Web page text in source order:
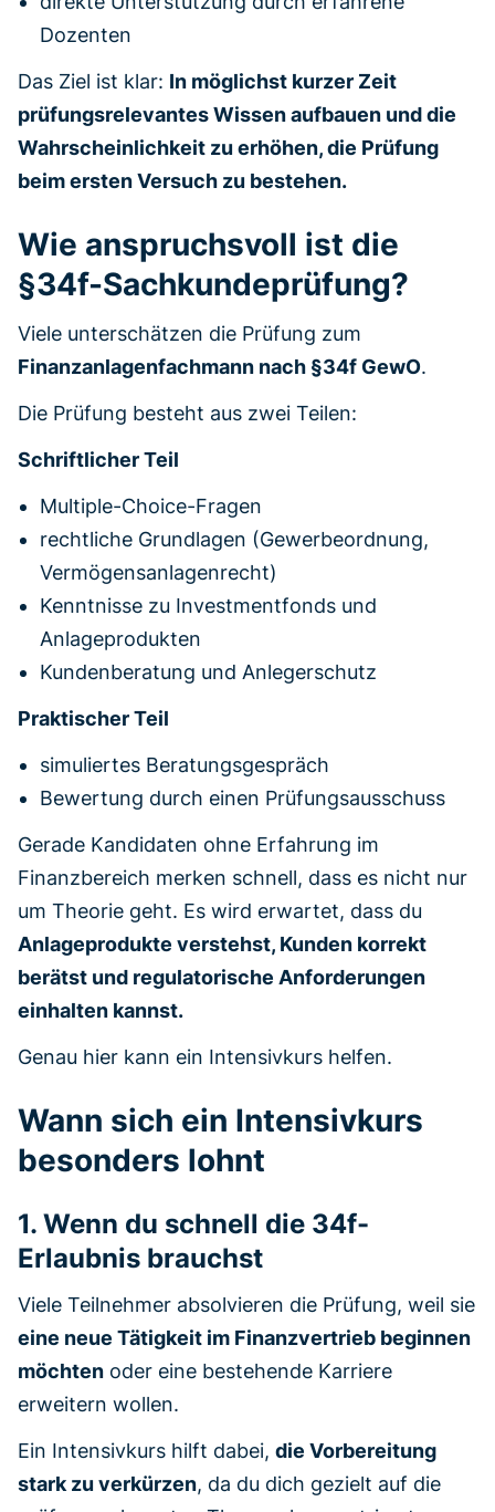
Dozenten
Das Ziel ist klar: In möglichst kurzer Zeit
prüfungsrelevantes Wissen aufbauen und die
Wahrscheinlichkeit zu erhöhen, die Prüfung
beim ersten Versuch zu bestehen.
Wie anspruchsvoll ist die
§34f-Sachkundeprüfung?
Viele unterschätzen die Prüfung zum
Finanzanlagenfachmann nach §34f GewO.
Die Prüfung besteht aus zwei Teilen:
Schriftlicher Teil
Multiple-Choice-Fragen
rechtliche Grundlagen (Gewerbeordnung,
Vermögensanlagenrecht)
Kenntnisse zu Investmentfonds und
Anlageprodukten
Kundenberatung und Anlegerschutz
Praktischer Teil
simuliertes Beratungsgespräch
Bewertung durch einen Prüfungsausschuss
Gerade Kandidaten ohne Erfahrung im
Finanzbereich merken schnell, dass es nicht nur
um Theorie geht. Es wird erwartet, dass du
Anlageprodukte verstehst, Kunden korrekt
berätst und regulatorische Anforderungen
einhalten kannst.
Genau hier kann ein Intensivkurs helfen.
Wann sich ein Intensivkurs
besonders lohnt
1. Wenn du schnell die 34f-
Erlaubnis brauchst
Viele Teilnehmer absolvieren die Prüfung, weil sie
eine neue Tätigkeit im Finanzvertrieb beginnen
möchten oder eine bestehende Karriere
erweitern wollen.
Ein Intensivkurs hilft dabei, die Vorbereitung
stark zu verkürzen, da du dich gezielt auf die